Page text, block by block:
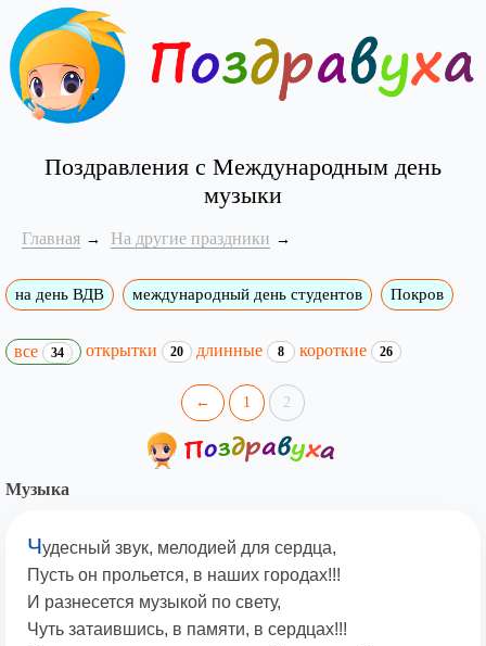
Поздравления с Международным день
музыки
Главная На другие праздники
на день ВДВ международный день студентов Покров
все 34 открытки 20 длинные 8 короткие 26
← 1 2
Музыка
Чудесный звук, мелодией для сердца,
Пусть он прольется, в наших городах!!!
И разнесется музыкой по свету,
Чуть затаившись, в памяти, в сердцах!!!